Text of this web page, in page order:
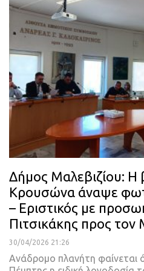
Δήμος Μαλεβιζίου: Η
Κρουσώνα άναψε
– Εριστικός με
Πιτσικάκης προς
30/04/2026 21:26
Ανάδρομο πλανήτη φαίνεται